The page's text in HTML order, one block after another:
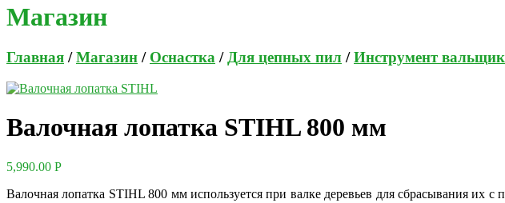
Магазин
Главная /Магазин / Оснастка /Для цепных пил /Инструмент
Валочная лопатка STIHL 800 мм
5,990.00 Р
Валочная лопатка STIHL 800 мм используется при валке деревьев для сбрасывания их